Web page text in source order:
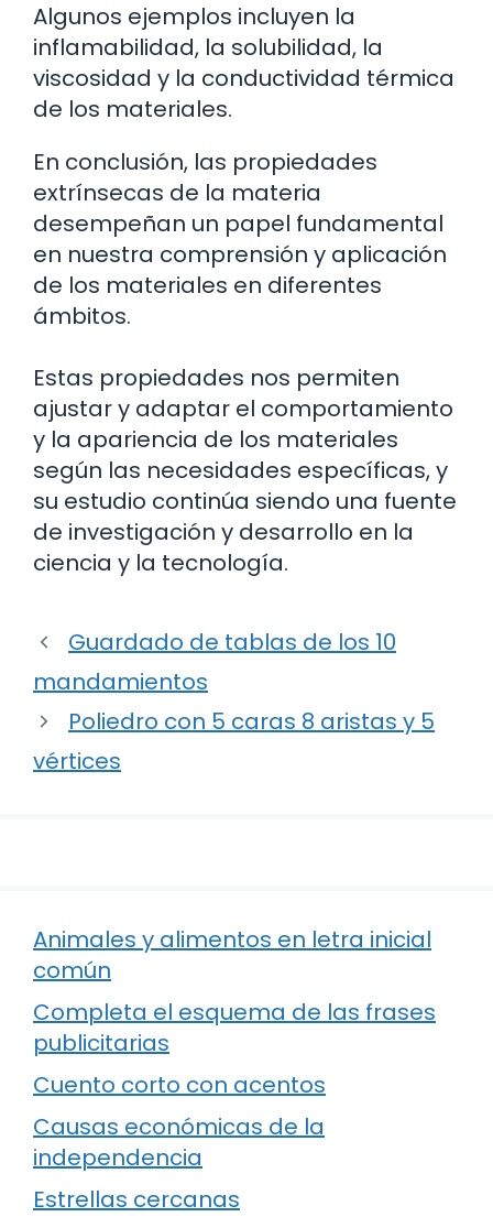
Algunos ejemplos incluyen la
inflamabilidad, la solubilidad, la
viscosidad y la conductividad térmica
de los materiales.
En conclusión, las propiedades
extrínsecas de la materia
desempeñan un papel fundamental
en nuestra comprensión y aplicación
de los materiales en diferentes
ámbitos.
Estas propiedades nos permiten
ajustar y adaptar el comportamiento
y la apariencia de los materiales
según las necesidades específicas, y
su estudio continúa siendo una fuente
de investigación y desarrollo en la
ciencia y la tecnología.
Guardado de tablas de los 10
mandamientos
Poliedro con 5 caras 8 aristas y 5
vértices
Animales y alimentos en letra inicial
común
Completa el esquema de las frases
publicitarias
Cuento corto con acentos
Causas económicas de la
independencia
Estrellas cercanas